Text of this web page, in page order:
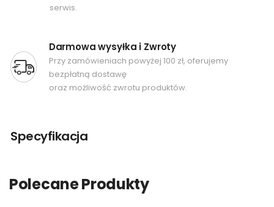
serwis.
Darmowa wysyłka i Zwroty
Przy zamówieniach powyżej 100 zł, oferujemy
bezpłatną dostawę
oraz możliwość zwrotu produktów.
Specyfikacja
Polecane Produkty